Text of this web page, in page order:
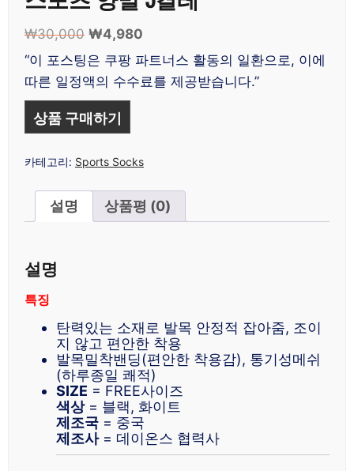
₩30,000 원
래
가
격:
₩30,000.
₩4,980
재
가
격:
“이 포스팅은 쿠팡 파트너스 활동의 일환으로, 이에
따른 일정액의 수수료를 제공받습니다.”
상품 구매하기
카테고리: Sports Socks
설명 상품평 (0)
설명
특징
탄력있는 소재로 발목 안정적 잡아줌, 조이
지 않고 편안한 착용
발목밀착밴딩(편안한 착용감), 통기성메쉬
(하루종일 쾌적)
SIZE = FREE사이즈
색상= 블랙, 화이트
제조국 = 중국
제조사= 데이온스 협력사